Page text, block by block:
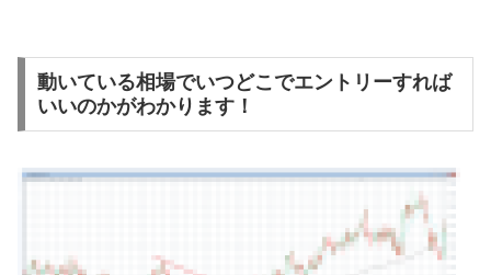
動いている相場でいつどこでエントリーすれば
いいのかがわかります！